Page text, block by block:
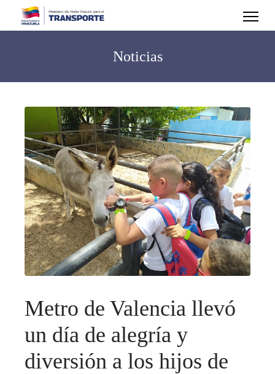
Noticias
Metro de Valencia llevó
un día de alegría y
diversión a los hijos de